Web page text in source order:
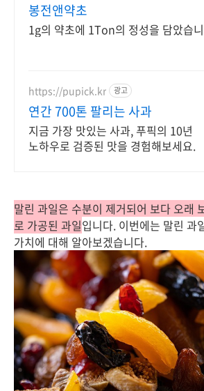
봉전앤약초
1g의 약초에 1Ton의 정성을 담았습
https://pupick.kr 광고
연간 700톤 팔리는 사과
지금 가장 맛있는 사과, 푸픽의 10년
노하우로 검증된 맛을 경험해보세요.
말린 과일은 수분이 제거되어 보다 오래
로 가공된 과일입니다. 이번에는 말린 과
가치에 대해 알아보겠습니다.